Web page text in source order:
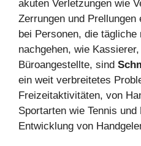
akuten Verletzungen wie
Zerrungen und
bei Personen, die tägliche
nachgehen, wie
Büroangestellte, sind
ein weit verbreitetes
Freizeitaktivitäten, von
Sportarten wie Tennis
Entwicklung von